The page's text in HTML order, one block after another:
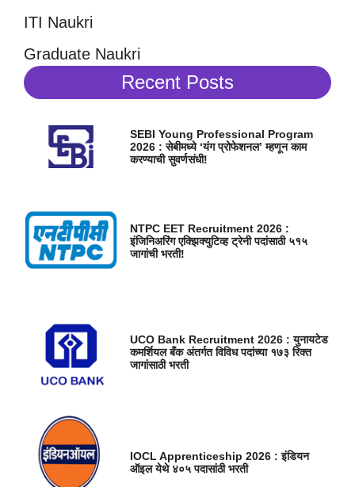
ITI Naukri
Graduate Naukri
Recent Posts
SEBI Young Professional Program
2026 : सेबीमध्ये ‘यंग प्रोफेशनल’ म्हणून काम
करण्याची सुवर्णसंधी!
NTPC EET Recruitment 2026 :
इंजिनिअरिंग एक्झिक्युटिव्ह ट्रेनी पदांसाठी ५१५
जागांची भरती!
UCO Bank Recruitment 2026 : युनायटेड
कमर्शियल बँक अंतर्गत विविध पदांच्या १७३ रिक्त
जागांसाठी भरती
IOCL Apprenticeship 2026 : इंडियन
ऑइल येथे ४०५ पदासांठी भरती